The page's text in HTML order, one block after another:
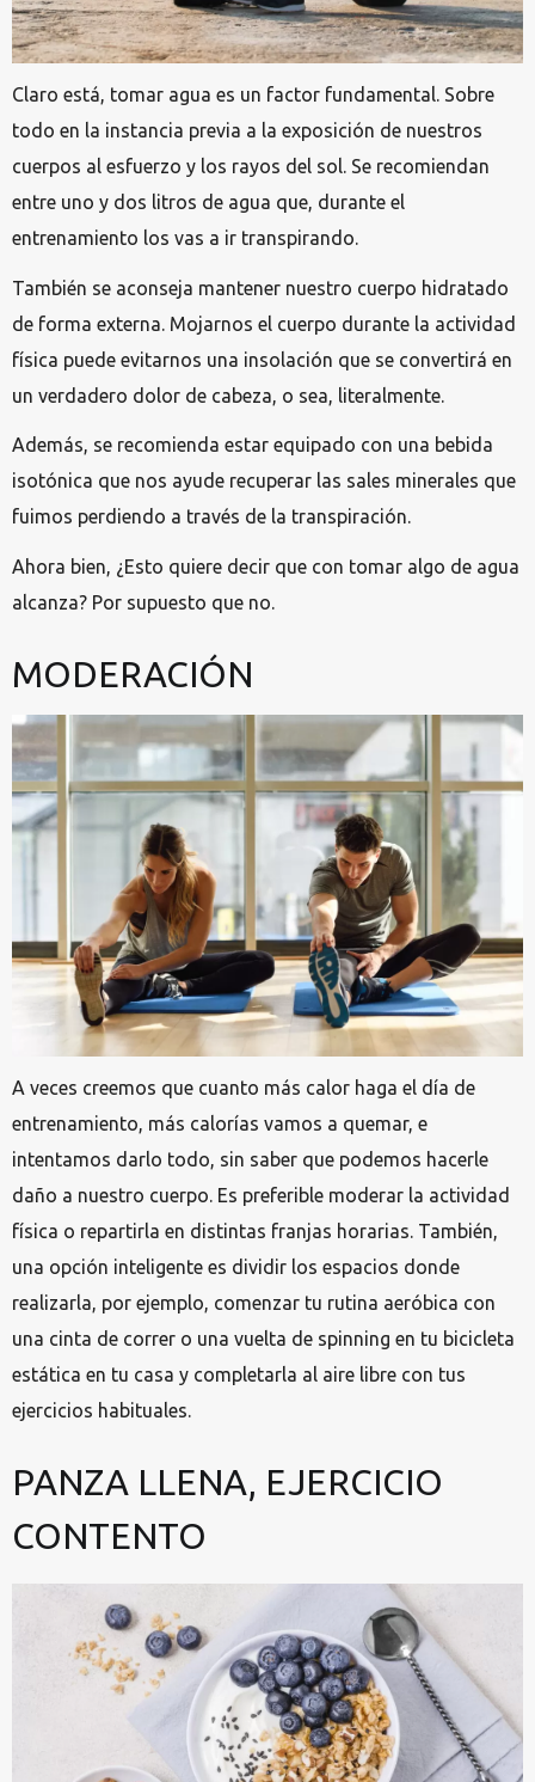
Claro está, tomar agua es un factor fundamental. Sobre
todo en la instancia previa a la exposición de nuestros
cuerpos al esfuerzo y los rayos del sol. Se recomiendan
entre uno y dos litros de agua que, durante el
entrenamiento los vas a ir transpirando.
También se aconseja mantener nuestro cuerpo hidratado
de forma externa. Mojarnos el cuerpo durante la actividad
física puede evitarnos una insolación que se convertirá en
un verdadero dolor de cabeza, o sea, literalmente.
Además, se recomienda estar equipado con una bebida
isotónica que nos ayude recuperar las sales minerales que
fuimos perdiendo a través de la transpiración.
Ahora bien, ¿Esto quiere decir que con tomar algo de agua
alcanza? Por supuesto que no.
MODERACIÓN
A veces creemos que cuanto más calor haga el día de
entrenamiento, más calorías vamos a quemar, e
intentamos darlo todo, sin saber que podemos hacerle
daño a nuestro cuerpo. Es preferible moderar la actividad
física o repartirla en distintas franjas horarias. También,
una opción inteligente es dividir los espacios donde
realizarla, por ejemplo, comenzar tu rutina aeróbica con
una cinta de correr o una vuelta de spinning en tu bicicleta
estática en tu casa y completarla al aire libre con tus
ejercicios habituales.
PANZA LLENA, EJERCICIO
CONTENTO